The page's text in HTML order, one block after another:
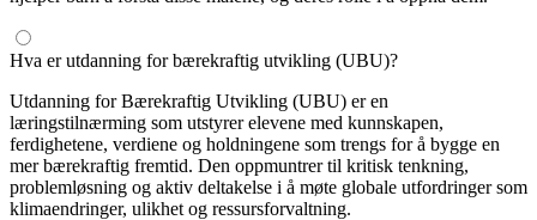
Hva er utdanning for bærekraftig utvikling (UBU)?
Utdanning for Bærekraftig Utvikling (UBU) er en
læringstilnærming som utstyrer elevene med kunnskapen,
ferdighetene, verdiene og holdningene som trengs for å bygge en
mer bærekraftig fremtid. Den oppmuntrer til kritisk tenkning,
problemløsning og aktiv deltakelse i å møte globale utfordringer som
klimaendringer, ulikhet og ressursforvaltning.